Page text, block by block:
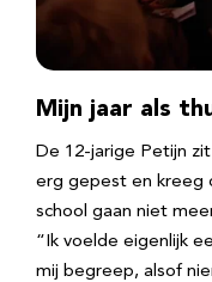
Mijn jaar als
De 12-jarige Petijn
erg gepest en kreeg
school gaan niet
“Ik voelde eigenlijk
mij begreep, alsof